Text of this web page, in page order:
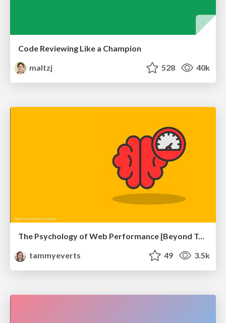
Code Reviewing Like a Champion
maltzj
528 40k
The Psychology of Web Performance [Beyond Tellerrand 2023]
tammyeverts
49 3.5k